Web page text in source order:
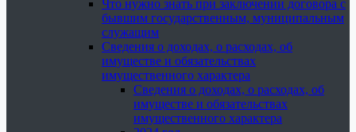
Что нужно знать при заключении договора с
бывшим государственным, муниципальным
служащим
Сведения о доходах, о расходах, об
имуществе и обязательствах
имущественного характера
Сведения о доходах, о расходах, об
имуществе и обязательствах
имущественного характера